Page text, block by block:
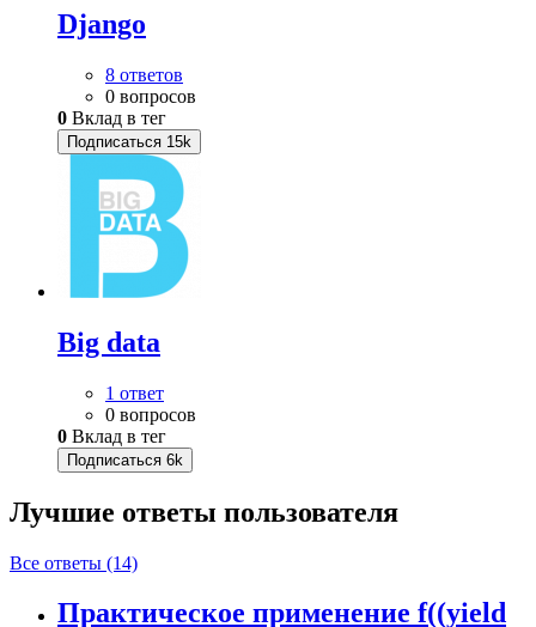
Django
8 ответов
0 вопросов
0 Вклад в тег
Подписаться 15k
Big data
1 ответ
0 вопросов
0 Вклад в тег
Подписаться 6k
Лучшие ответы пользователя
Все ответы (14)
Практическое применение f((yield